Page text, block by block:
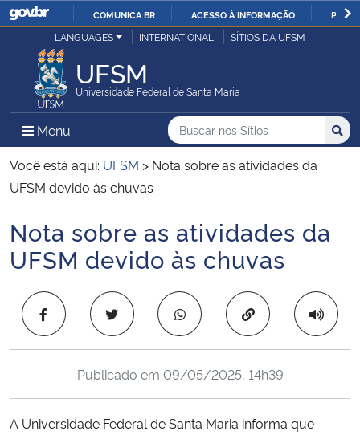
IR
COMUNICA BR ACESSO À INFORMAÇÃO
Ministério da Justiça e Segurança Pública
Ministério da Defesa
Ministério das Relações Exteriores
Ministério da Infraestrutura
Ministério da Educação
Ministério da Cidadania
LANGUAGES INTERNATIONAL SÍTIOS DA UFSM
UFSM
Universidade Federal de Santa Maria
Menu Menu Principal do Sítio
Busca
Buscar no nos Sítios
Busca:
Você está aqui: UFSM > Nota sobre as atividades da
UFSM devido às chuvas
Início do conteúdo
Nota sobre as atividades da
UFSM devido às chuvas
Copiar para área
Publicado em 09/05/2025, 14h39
A Universidade Federal de Santa Maria informa que